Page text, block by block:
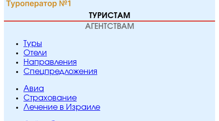
ТУРИСТАМ
АГЕНТСТВАМ
Туры
Отели
Направления
Спецпредложения
Авиа
Страхование
Лечение в Израиле